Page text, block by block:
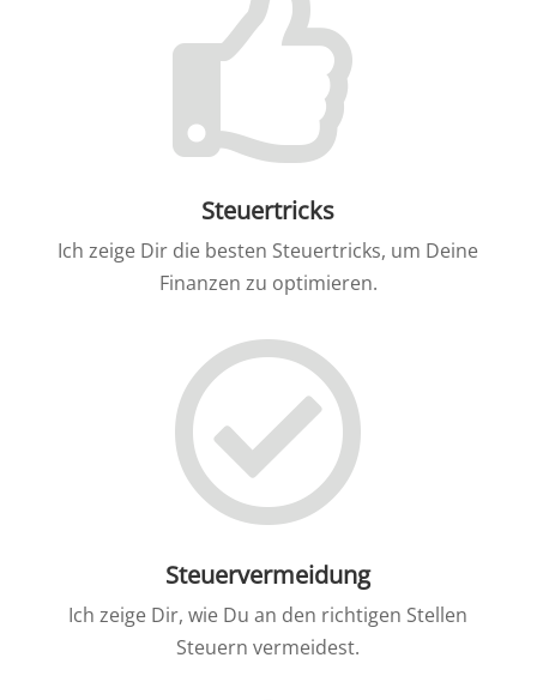
Steuertricks
Ich zeige Dir die besten Steuertricks, um Deine
Finanzen zu optimieren.
Steuervermeidung
Ich zeige Dir, wie Du an den richtigen Stellen
Steuern vermeidest.